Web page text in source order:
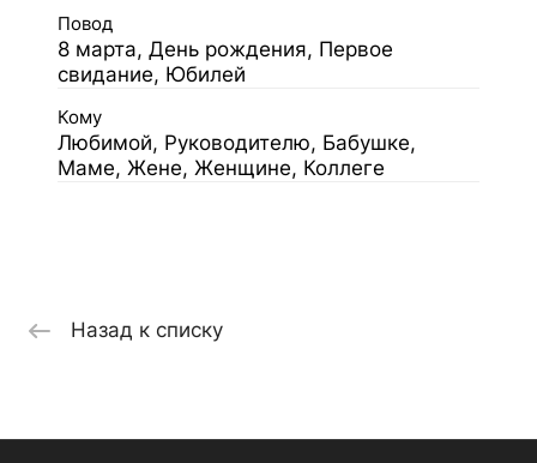
Повод
8 марта, День рождения, Первое
свидание, Юбилей
Кому
Любимой, Руководителю, Бабушке,
Маме, Жене, Женщине, Коллеге
Назад к списку